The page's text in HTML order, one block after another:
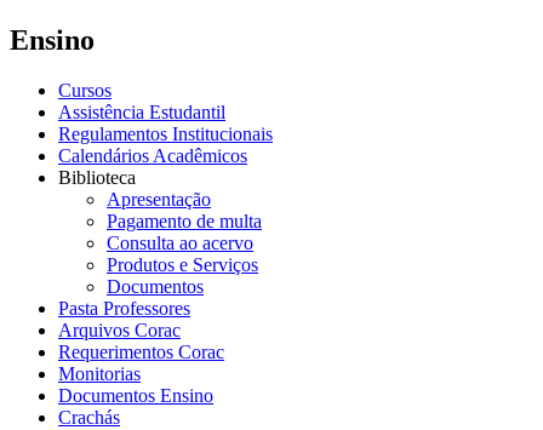
Ensino
Cursos
Assistência Estudantil
Regulamentos Institucionais
Calendários Acadêmicos
Biblioteca
Apresentação
Pagamento de multa
Consulta ao acervo
Produtos e Serviços
Documentos
Pasta Professores
Arquivos Corac
Requerimentos Corac
Monitorias
Documentos Ensino
Crachás